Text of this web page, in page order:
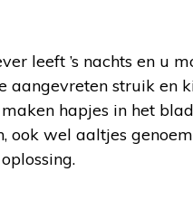
leeft ’s nachts en u
aangevreten struik en
hapjes in het
ook wel aaltjes